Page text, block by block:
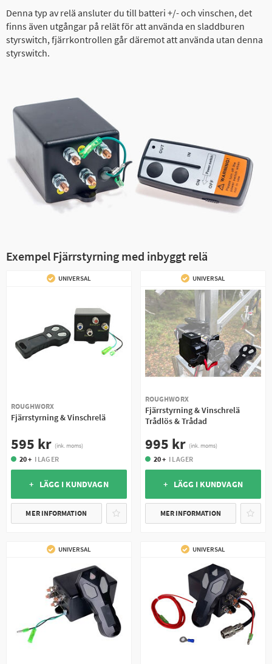
Denna typ av relä ansluter du till batteri +/- och vinschen, det
finns även utgångar på relät för att använda en sladdburen
styrswitch, fjärrkontrollen går däremot att använda utan denna
styrswitch.
Exempel Fjärrstyrning med inbyggt relä
UNIVERSAL
ROUGHWORX
Fjärrstyrning & Vinschrelä
595 kr (ink. moms)
20 + I LAGER
+ LÄGG I KUNDVAGN
MER INFORMATION
UNIVERSAL
ROUGHWORX
Fjärrstyrning & Vinschrelä
Trådlös & Trådad
995 kr (ink. moms)
20 + I LAGER
+ LÄGG I KUNDVAGN
MER INFORMATION
UNIVERSAL UNIVERSAL